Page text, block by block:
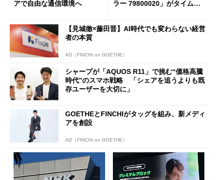
アで自由な通信環境へ
ラー 79800020」がタイムセ
【見城徹×藤田晋】AI時代でも変わらない経営
者の本質
AD（FINCHI on GOETHE）
シャープが「AQUOS R11」で挑む“価格高騰
時代”のスマホ戦略 「シェアを追うよりも既
存ユーザーを大切に」
GOETHEとFINCHIがタッグを組み、新メディ
アを創設
AD（FINCHI on GOETHE）